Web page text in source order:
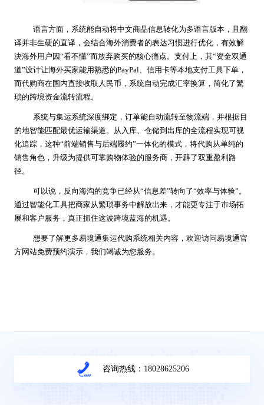
语言方面，系统能自动将中文商品信息转化为多语言版本，且翻
译并非生硬的直译，会结合海外消费者的表达习惯进行优化，有效解
决海外用户因“看不懂”而放弃购买的核心痛点。支付上，其“资金双通
道”设计让海外买家能用熟悉的PayPal、信用卡等本地支付工具下单，
而代购商在国内直接收取人民币，系统自动完成汇率换算，简化了繁
琐的跨境资金流转流程。
系统与集运系统深度绑定，订单能自动流转至物流端，并根据目
的地智能匹配最优运输渠道。从入库、仓储到出库的全流程实现可视
化追踪，这种“前端销售与后端履约”一体化的模式，将代购从单纯的
销售角色，升级为提供可靠购物体验的服务商，开辟了双重盈利路
径。
可以说，反向海淘的竞争已经从“信息差”转向了“效率与体验”。
通过智能化工具把商家从繁琐事务中解放出来，才能更专注于市场拓
展和客户服务，真正抓住这波跨境蓝海的机遇。
想要了解更多易境通集运代购系统相关内容，欢迎访问易境通官
方网站免费预约演示，我们竭诚为您服务。
咨询热线：18028625206